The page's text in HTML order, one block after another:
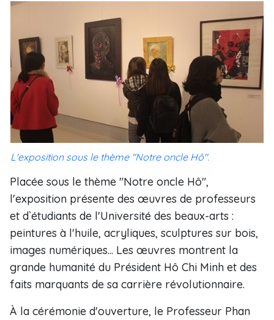
L'exposition sous le thème "Notre oncle Hô".
Placée sous le thème "Notre oncle Hô",
l'exposition présente des œuvres de professeurs
et d`étudiants de l'Université des beaux-arts :
peintures à l'huile, acryliques, sculptures sur bois,
images numériques... Les œuvres montrent la
grande humanité du Président Hô Chi Minh et des
faits marquants de sa carrière révolutionnaire.
À la cérémonie d'ouverture, le Professeur Phan